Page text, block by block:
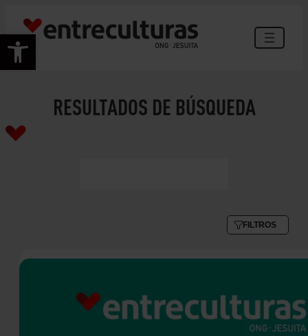
Abrir barra de herramientas
RESULTADOS DE BÚSQUEDA
FILTROS